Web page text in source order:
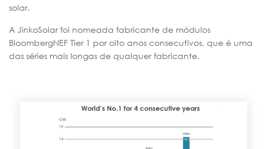
solar.
A JinkoSolar foi nomeada fabricante de módulos
BloombergNEF Tier 1 por oito anos consecutivos, que é uma
das séries mais longas de qualquer fabricante.